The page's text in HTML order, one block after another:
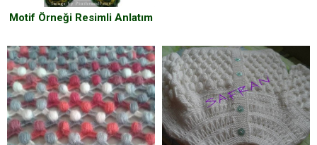
Motif Örneği Resimli Anlatım